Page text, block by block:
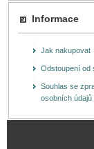
Informace
Jak nakupovat
Odstoupení od
Souhlas se
osobních